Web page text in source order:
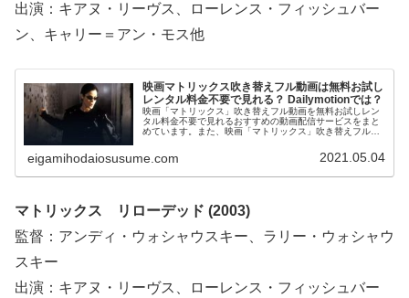
出演：キアヌ・リーヴス、ローレンス・フィッシュバー
ン、キャリー＝アン・モス他
映画マトリックス吹き替えフル動画は無料お試し
レンタル料金不要で見れる？ Dailymotionでは？
映画「マトリックス」吹き替えフル動画を無料お試しレン
タル料金不要で見れるおすすめの動画配信サービスをまと
めています。また、映画「マトリックス」吹き替えフル動
います。そして、映画「マトリックス」の作品情報・あら
すじ・感想についてもお伝えしていますので、動画配信サ
eigamihodaiosusume.com 2021.05.04
マトリックス リローデッド (2003)
監督：アンディ・ウォシャウスキー、ラリー・ウォシャウ
スキー
出演：キアヌ・リーヴス、ローレンス・フィッシュバー